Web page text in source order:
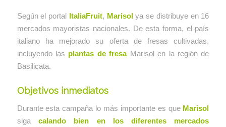
Según el portal ItaliaFruit, Marisolya se distribuye en 16
mercados mayoristas nacionales. De esta forma, el país
italiano ha mejorado su oferta de fresas cultivadas,
incluyendo las plantas de fresaMarisol en la región de
Basilicata.
Objetivos inmediatos
Durante esta campaña lo más importante es que Marisol
siga calando bien en los diferentes mercados